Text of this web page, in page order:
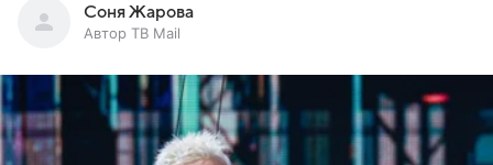
Соня Жарова
Автор ТВ Mail